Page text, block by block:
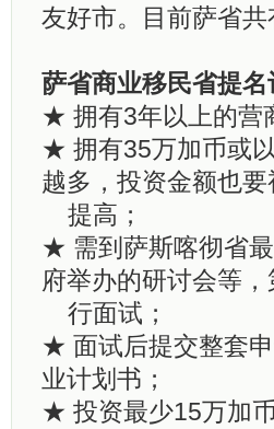
友好市。目前萨省
萨省商业移民省提
★ 拥有3年以上的营
★ 拥有35万加币或
越多，投资金额也
提高；
★ 需到萨斯喀彻省
府举办的研讨会等
行面试；
★ 面试后提交整套
业计划书；
★ 投资最少15万加